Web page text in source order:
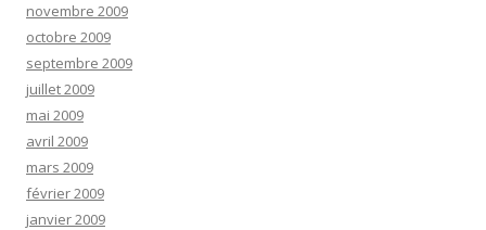
novembre 2009
octobre 2009
septembre 2009
juillet 2009
mai 2009
avril 2009
mars 2009
février 2009
janvier 2009